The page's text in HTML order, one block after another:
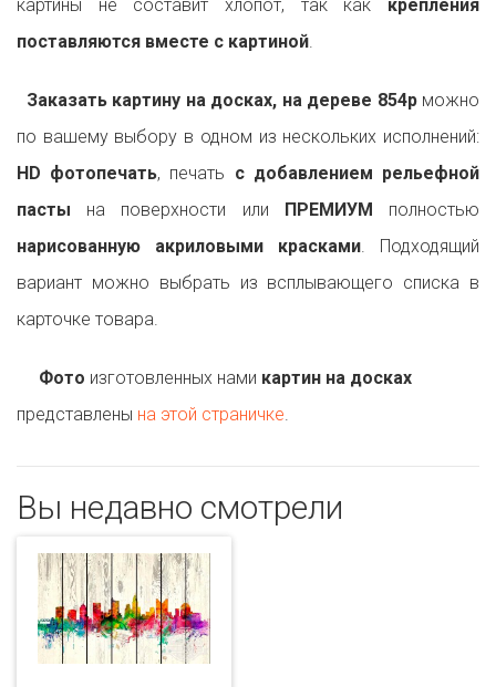
картины не составит хлопот, так как крепления
поставляются вместе с картиной.
Заказать картину на досках, на дереве 854pможно
по вашему выбору в одном из нескольких исполнений:
HD фотопечать, печать с добавлением рельефной
пасты на поверхности или ПРЕМИУМ
полностью
нарисованную акриловыми красками. Подходящий
вариант можно выбрать из всплывающего списка в
карточке товара.
Фото изготовленных нами картин на досках
представлены на этой страничке.
Вы недавно смотрели